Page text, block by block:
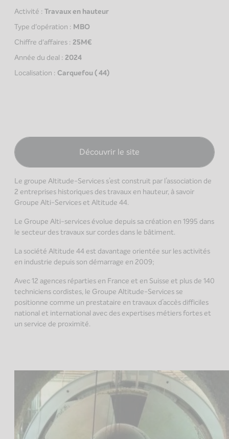
Activité : Travaux en hauteur
Type d'opération : MBO
Chiffre d'affaires : 25M€
Année du deal : 2024
Localisation : Carquefou ( 44)
Découvrir le site
Le groupe Altitude-Services s’est construit par l’association de
2 entreprises historiques des travaux en hauteur, à savoir
Groupe Alti-Services et Altitude 44.
Le Groupe Alti-services évolue depuis sa création en 1995 dans
le secteur des travaux sur cordes dans le bâtiment.
La société Altitude 44 est davantage orientée sur les activités
en industrie depuis son démarrage en 2009;
Avec 12 agences réparties en France et en Suisse et plus de 140
techniciens cordistes, le Groupe Altitude-Services se
positionne comme un prestataire en travaux d’accès difficiles
national et international avec des expertises métiers fortes et
un service de proximité.